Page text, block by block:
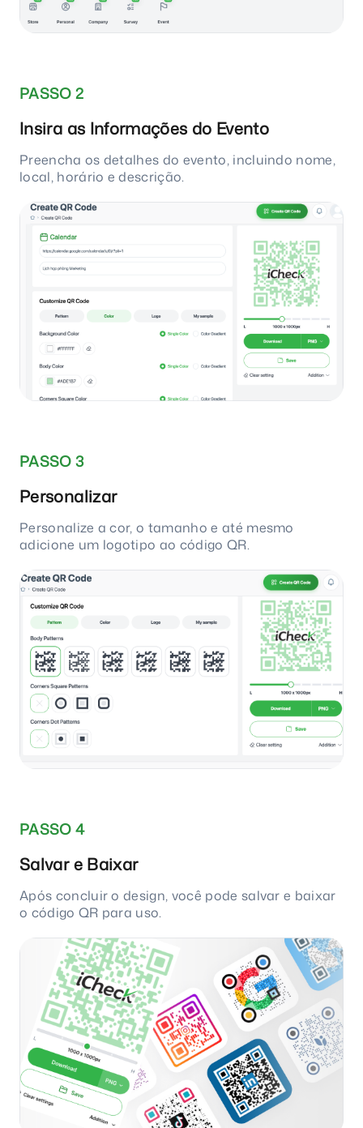
PASSO 2
Insira as Informações do Evento
Preencha os detalhes do evento, incluindo nome,
local, horário e descrição.
PASSO 3
Personalizar
Personalize a cor, o tamanho e até mesmo
adicione um logotipo ao código QR.
PASSO 4
Salvar e Baixar
Após concluir o design, você pode salvar e baixar
o código QR para uso.